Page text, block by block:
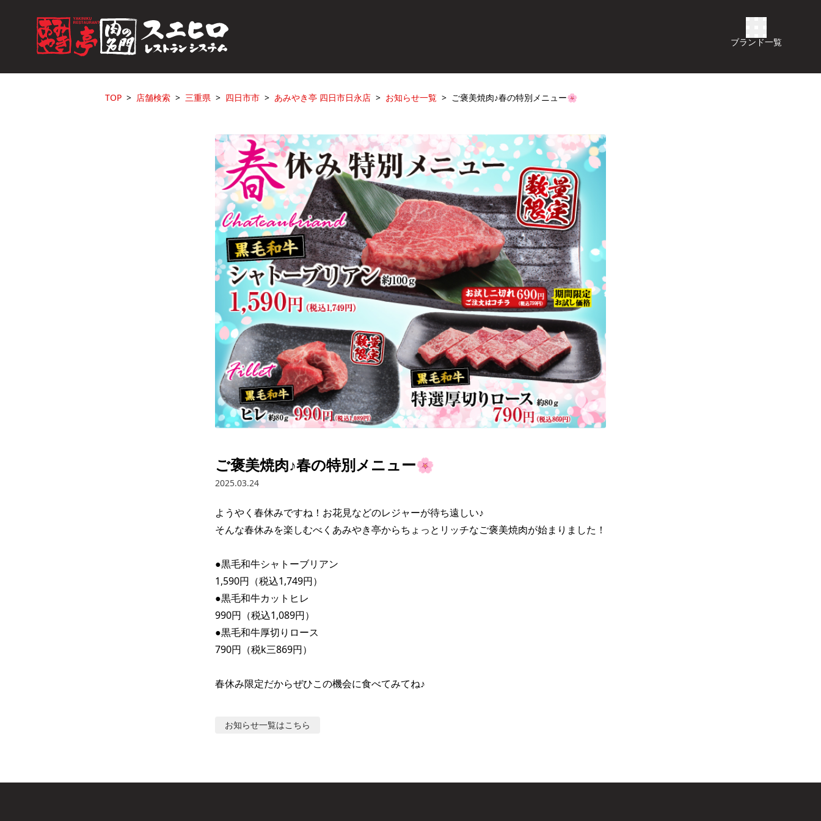
ブランド一覧
TOP 店舗検索 三重県 四日市市 あみやき亭 四日市日永店 お知らせ一覧 ご褒美焼肉♪春の特別メニュー🌸
ご褒美焼肉♪春の特別メニュー🌸
2025.03.24
ようやく春休みですね！お花見などのレジャーが待ち遠しい♪
そんな春休みを楽しむべくあみやき亭からちょっとリッチなご褒美焼肉が始まりました！
●黒毛和牛シャトーブリアン
1,590円（税込1,749円）
●黒毛和牛カットヒレ
990円（税込1,089円）
●黒毛和牛厚切りロース
790円（税k三869円）
春休み限定だからぜひこの機会に食べてみてね♪
お知らせ一覧はこちら